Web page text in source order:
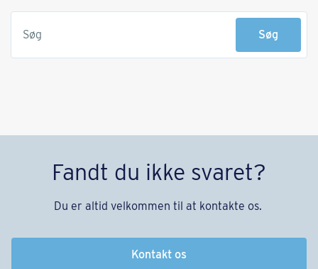
Søg Søg
Fandt du ikke svaret?
Du er altid velkommen til at kontakte os.
Kontakt os